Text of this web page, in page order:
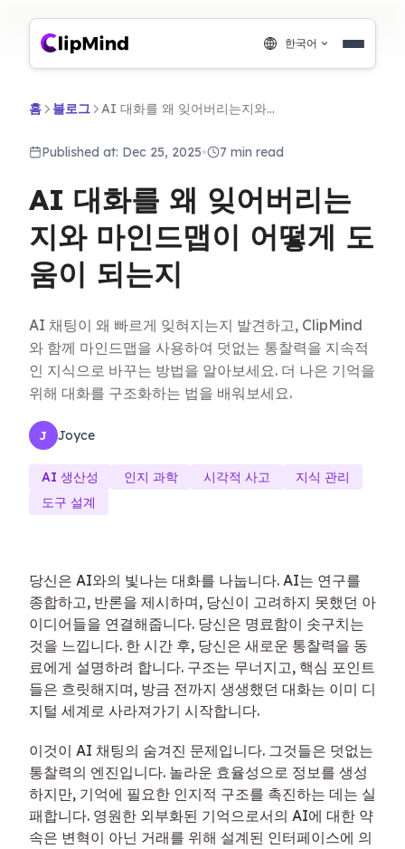
한국어
홈 블로그 AI 대화를 왜 잊어버리는지와 마인드맵이 어떻게 도움이 되는지
Published at: Dec 25, 2025• 7 min read
AI 대화를 왜 잊어버리는
지와 마인드맵이 어떻게 도
움이 되는지
AI 채팅이 왜 빠르게 잊혀지는지 발견하고, ClipMind
와 함께 마인드맵을 사용하여 덧없는 통찰력을 지속적
인 지식으로 바꾸는 방법을 알아보세요. 더 나은 기억을
위해 대화를 구조화하는 법을 배워보세요.
J Joyce
AI 생산성 인지 과학 시각적 사고
지식 관리
도구 설계
당신은 AI와의 빛나는 대화를 나눕니다. AI는 연구를
종합하고, 반론을 제시하며, 당신이 고려하지 못했던 아
이디어들을 연결해줍니다. 당신은 명료함이 솟구치는
것을 느낍니다. 한 시간 후, 당신은 새로운 통찰력을 동
료에게 설명하려 합니다. 구조는 무너지고, 핵심 포인트
들은 흐릿해지며, 방금 전까지 생생했던 대화는 이미 디
지털 세계로 사라져가기 시작합니다.
이것이 AI 채팅의 숨겨진 문제입니다. 그것들은 덧없는
통찰력의 엔진입니다. 놀라운 효율성으로 정보를 생성
하지만, 기억에 필요한 인지적 구조를 촉진하는 데는 실
패합니다. 영원한 외부화된 기억으로서의 AI에 대한 약
속은 변혁이 아닌 거래를 위해 설계된 인터페이스에 의